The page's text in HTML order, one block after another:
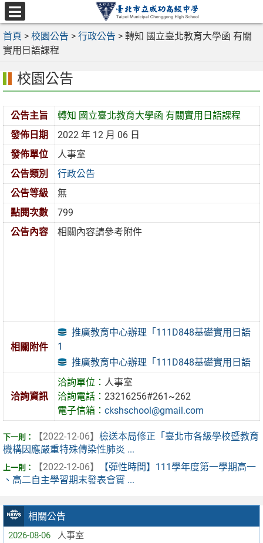
跳
至
主
要
區
選
單
首頁 > 校園公告 > 行政公告 > 轉知 國立臺北教育大學函 有關
實用日語課程
相關公告
2026-08-06 人事室
校園公告
公告主旨
轉知 國立臺北教育大學函 有關實用日語課程
發佈日期
2022 年 12 月 06 日
發佈單位
人事室
公告類別
行政公告
公告等級
無
點閱次數
799
公告內容
相關內容請參考附件
相關附件
推廣教育中心辦理「111D848基礎實用日語
1
推廣教育中心辦理「111D848基礎實用日語
洽詢資訊
洽詢單位： 人事室
洽詢電話：23216256#261~262
電子信箱：ckshschool@gmail.com
【2022-12-06】 檢送本局修正「臺北市各級學校暨教育
機構因應嚴重特殊傳染性肺炎 ...
【2022-12-06】
【彈性時間】111學年度第一學期高一
、高二自主學習期末發表會實 ...